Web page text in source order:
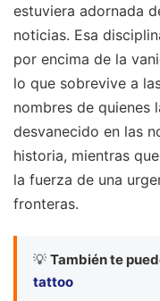
estuviera adornada
noticias. Esa
por encima de la
lo que sobrevive a
nombres de quienes
desvanecido en las
historia, mientras
la fuerza de una
fronteras.
💡 También te
tattoo